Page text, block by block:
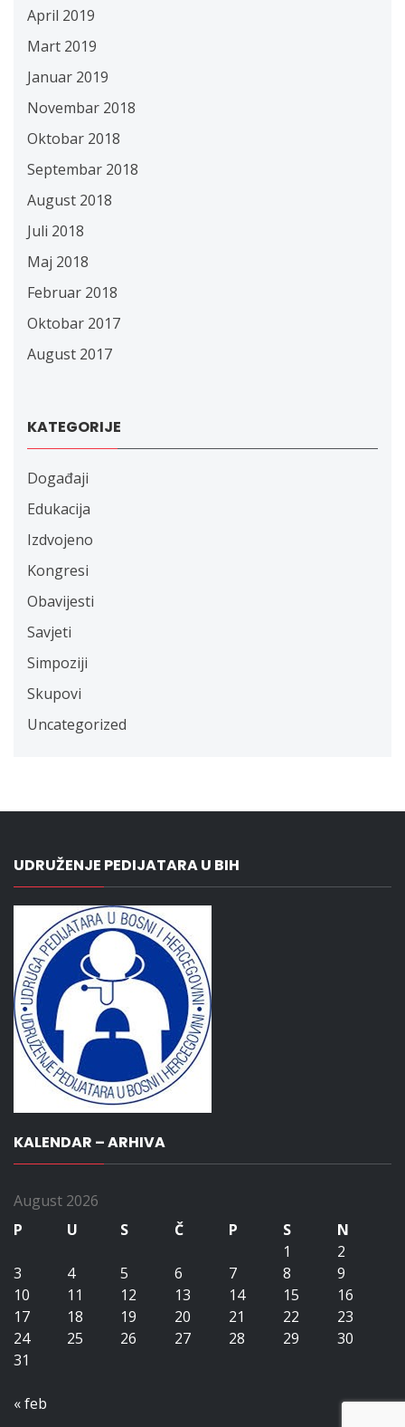
April 2019
Mart 2019
Januar 2019
Novembar 2018
Oktobar 2018
Septembar 2018
August 2018
Juli 2018
Maj 2018
Februar 2018
Oktobar 2017
August 2017
KATEGORIJE
Događaji
Edukacija
Izdvojeno
Kongresi
Obavijesti
Savjeti
Simpoziji
Skupovi
Uncategorized
UDRUŽENJE PEDIJATARA U BIH
KALENDAR – ARHIVA
August 2026
P
U S Č P S
N
1
2
3
4 5 6 7 8
9
10
11 12 13 14 15
16
17
18 19 20 21 22
23
24
25 26 27 28 29
30
31
« feb